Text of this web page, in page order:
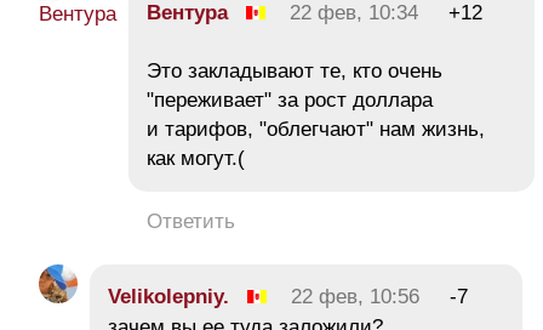
Вентура 22 фев, 10:34 +12
Это закладывают те, кто очень
"переживает" за рост доллара
и тарифов, "облегчают" нам жизнь,
как могут.(
Ответить
Velikolepniy. 22 фев, 10:56
-7